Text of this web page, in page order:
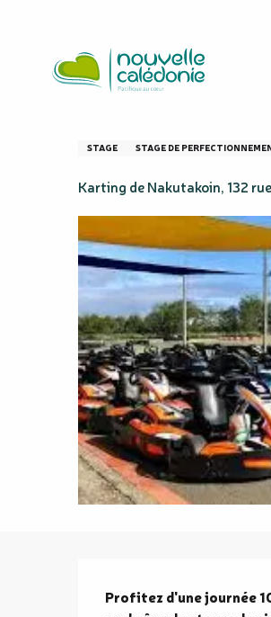
principal
Stage de
STAGE STAGE DE
Karting de Nakutakoin, 132
Description
Profitez d'une journée